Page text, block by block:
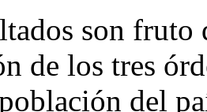
son
de los tres
del